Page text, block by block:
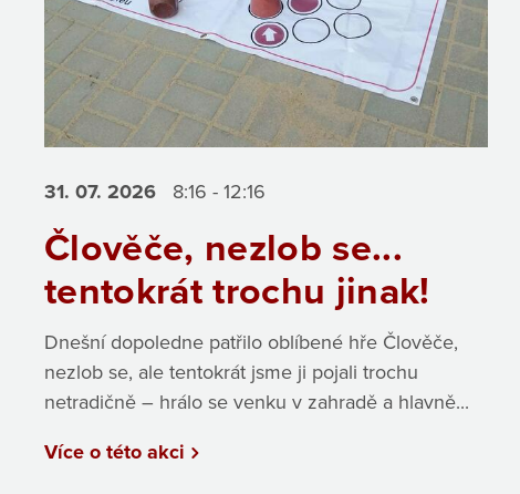
31. 07. 2026 8:16 - 12:16
Člověče, nezlob se...
tentokrát trochu jinak!
Dnešní dopoledne patřilo oblíbené hře Člověče,
nezlob se, ale tentokrát jsme ji pojali trochu
netradičně – hrálo se venku v zahradě a hlavně...
Více o této akci